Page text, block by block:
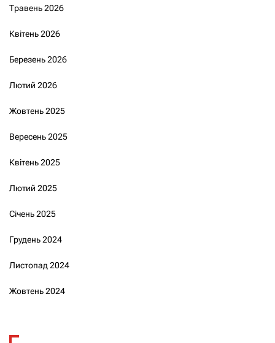
Травень 2026
Квітень 2026
Березень 2026
Лютий 2026
Жовтень 2025
Вересень 2025
Квітень 2025
Лютий 2025
Січень 2025
Грудень 2024
Листопад 2024
Жовтень 2024